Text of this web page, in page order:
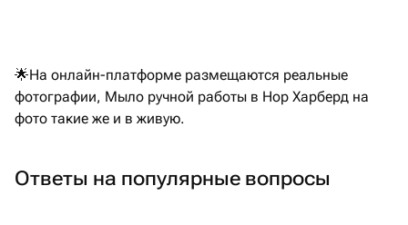
🌟На онлайн-платформе размещаются реальные
фотографии, Мыло ручной работы в Нор Харберд на
фото такие же и в живую.
Ответы на популярные вопросы